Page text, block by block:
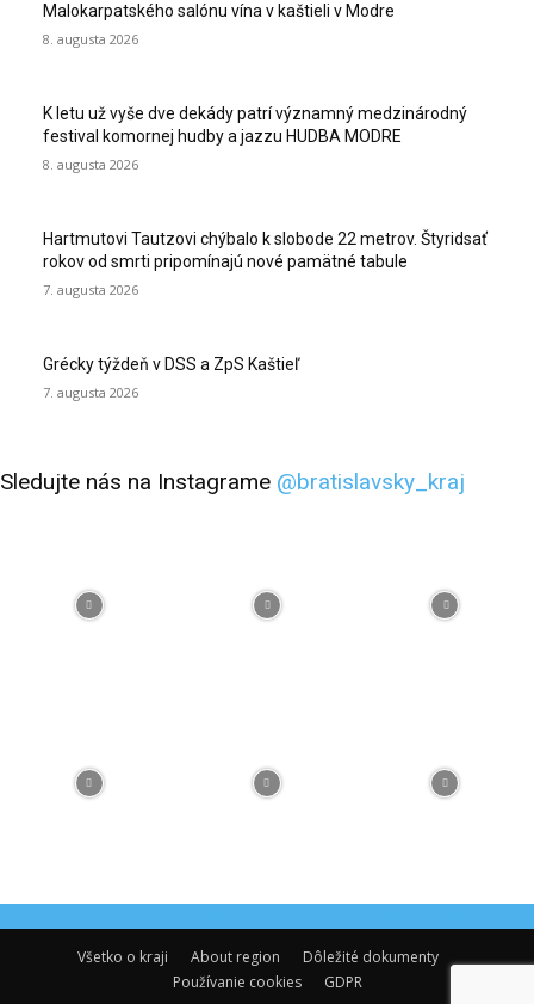
Malokarpatského salónu vína v kaštieli v Modre
8. augusta 2026
K letu už vyše dve dekády patrí významný medzinárodný
festival komornej hudby a jazzu HUDBA MODRE
8. augusta 2026
Hartmutovi Tautzovi chýbalo k slobode 22 metrov. Štyridsať
rokov od smrti pripomínajú nové pamätné tabule
7. augusta 2026
Grécky týždeň v DSS a ZpS Kaštieľ
7. augusta 2026
Sledujte nás na Instagrame @bratislavsky_kraj
Všetko o kraji
About region
Dôležité dokumenty
Používanie cookies
GDPR